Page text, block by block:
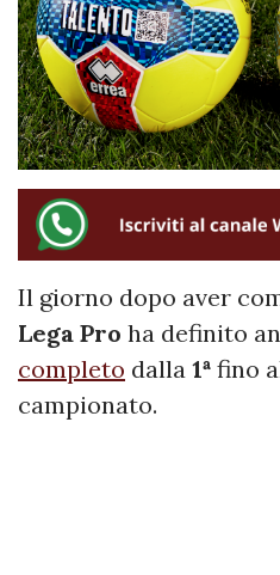
Il giorno dopo aver
Lega Pro ha definito
completo dalla 1ª fino
campionato.